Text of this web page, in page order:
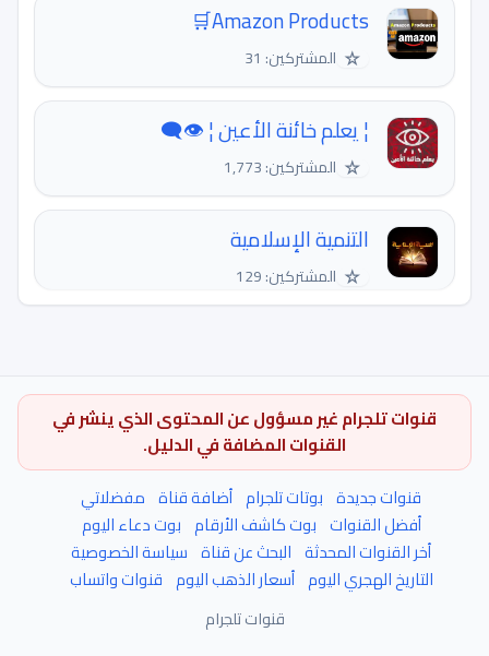
Amazon Products🛒
☆ المشتركين: 31
¦ يعلم خائنة الأعين ¦ 👁‍🗨
☆ المشتركين: 1,773
التنمية الإسلامية
☆ المشتركين: 129
قنوات تلجرام غير مسؤول عن المحتوى الذي ينشر في
القنوات المضافة في الدليل.
قنوات جديدة بوتات تلجرام أضافة قناة مفضلاتي
أفضل القنوات بوت كاشف الأرقام بوت دعاء اليوم
أخر القنوات المحدثة البحث عن قناة سياسة الخصوصية
التاريخ الهجري اليوم أسعار الذهب اليوم قنوات واتساب
قنوات تلجرام